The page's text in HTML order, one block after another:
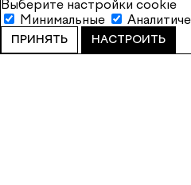
Выберите настройки cookie
Минимальные
ПРИНЯТЬ НАСТРОИТЬ